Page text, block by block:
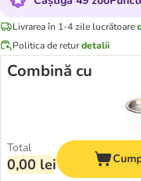
Livrarea în 1-4 zile lucrătoare
Politica de returdetalii
Combină cu
Total
0,00 lei